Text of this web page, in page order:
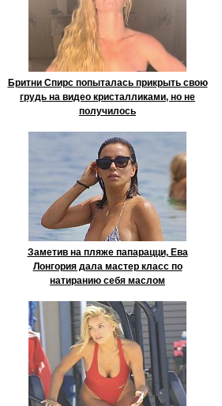
Бритни Спирс попыталась прикрыть свою
грудь на видео кристалликами, но не
получилось
Заметив на пляже папарацци, Ева
Лонгория дала мастер класс по
натиранию себя маслом